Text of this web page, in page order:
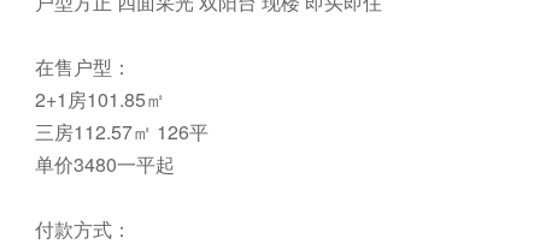
在售户型：
2+1房101.85㎡
三房112.57㎡ 126平
单价3480一平起
付款方式：